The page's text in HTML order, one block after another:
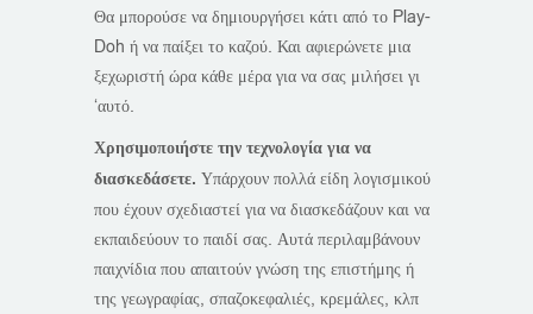
Θα μπορούσε να δημιουργήσει κάτι από το Play-
Doh ή να παίξει το καζού. Και αφιερώνετε μια
ξεχωριστή ώρα κάθε μέρα για να σας μιλήσει γι
‘αυτό.
Χρησιμοποιήστε την τεχνολογία για να
διασκεδάσετε. Υπάρχουν πολλά είδη λογισμικού
που έχουν σχεδιαστεί για να διασκεδάζουν και να
εκπαιδεύουν το παιδί σας. Αυτά περιλαμβάνουν
παιχνίδια που απαιτούν γνώση της επιστήμης ή
της γεωγραφίας, σπαζοκεφαλιές, κρεμάλες, κλπ